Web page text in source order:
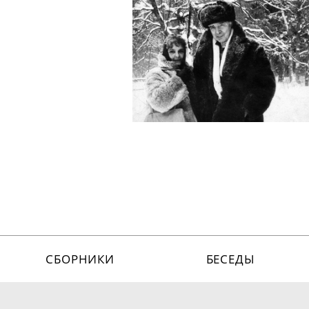
СБОРНИКИ БЕСЕДЫ